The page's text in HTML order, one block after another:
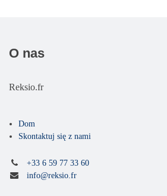
O nas
Reksio.fr
Dom
Skontaktuj się z nami
+33 6 59 77 33 60
info@reksio.fr